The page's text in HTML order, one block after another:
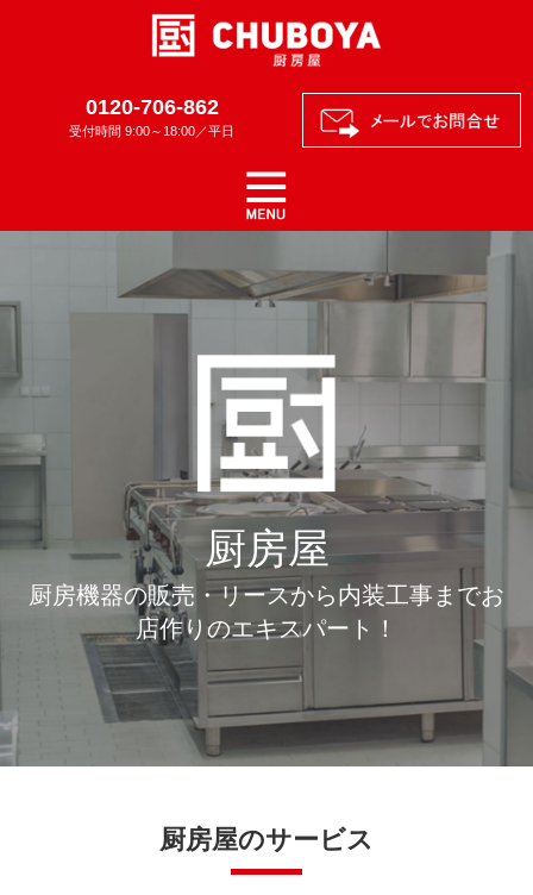
0120-706-862
受付時間 9:00～18:00／平日
厨房屋
厨房機器の販売・リースから内装工事までお
店作りのエキスパート！
厨房屋のサービス